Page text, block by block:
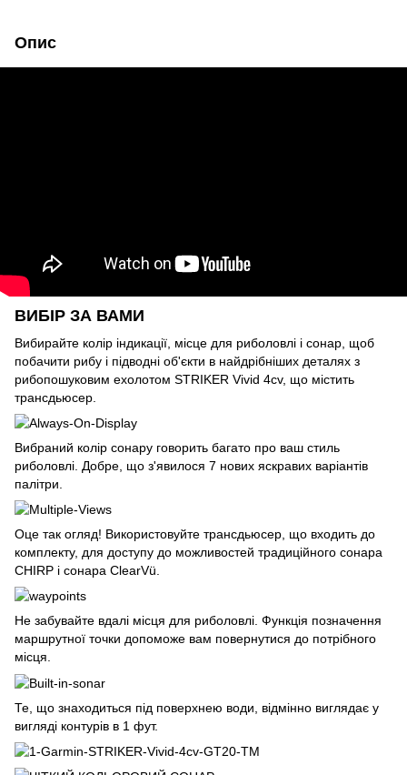
Опис
ВИБІР ЗА ВАМИ
Вибирайте колір індикації, місце для риболовлі і сонар, щоб
побачити рибу і підводні об'єкти в найдрібніших деталях з
рибопошуковим ехолотом STRIKER Vivid 4cv, що містить
трансдьюсер.
Вибраний колір сонару говорить багато про ваш стиль
риболовлі. Добре, що з'явилося 7 нових яскравих варіантів
палітри.
Оце так огляд! Використовуйте трансдьюсер, що входить до
комплекту, для доступу до можливостей традиційного сонара
CHIRP і сонара ClearVü.
Не забувайте вдалі місця для риболовлі. Функція позначення
маршрутної точки допоможе вам повернутися до потрібного
місця.
Те, що знаходиться під поверхнею води, відмінно виглядає у
вигляді контурів в 1 фут.